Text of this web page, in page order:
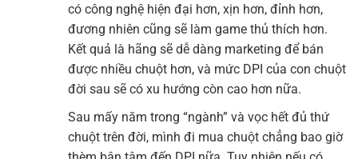
có công nghệ hiện đại hơn, xịn hơn, đỉnh hơn,
đương nhiên cũng sẽ làm game thủ thích hơn.
Kết quả là hãng sẽ dễ dàng marketing để bán
được nhiều chuột hơn, và mức DPI của con chuột
đời sau sẽ có xu hướng còn cao hơn nữa.
Sau mấy năm trong “ngành” và vọc hết đủ thứ
chuột trên đời, mình đi mua chuột chẳng bao giờ